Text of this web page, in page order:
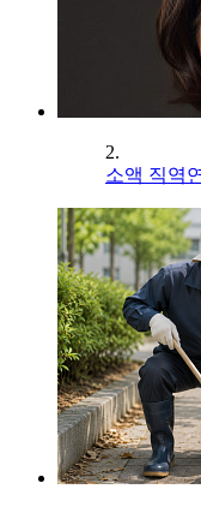
2.
소액 직역